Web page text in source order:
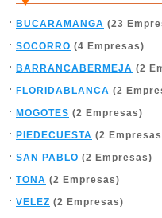
BUCARAMANGA (23
SOCORRO (4 Empresas)
BARRANCABERMEJA (2
FLORIDABLANCA (2
MOGOTES (2 Empresas)
PIEDECUESTA (2
SAN PABLO (2 Empresas)
TONA (2 Empresas)
VELEZ (2 Empresas)